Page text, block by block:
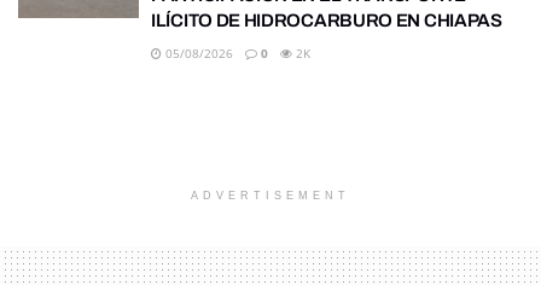
ILÍCITO DE HIDROCARBURO EN CHIAPAS
05/08/2026 0 2K
ADVERTISEMENT